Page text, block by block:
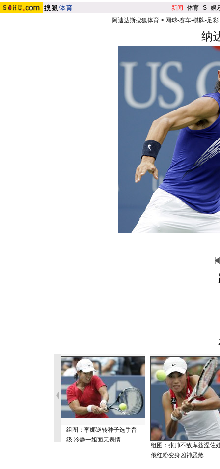
新闻 -体育-S-娱
阿迪达斯搜狐体育> 网球-赛车-棋牌-足彩
纳
组图：李娜逆转种子选手晋
级 冷静一姐面无表情
组图：张帅不敌库兹涅佐
俄红粉变身凶神恶煞